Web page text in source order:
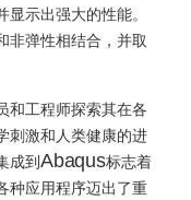
示出强大的性能。
非弹性相结合，并取
和工程师探索其在各
刺激和人类健康的进
成到Abaqus标志着
种应用程序迈出了重